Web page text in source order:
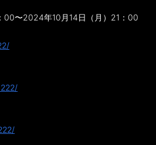
00〜2024年10月14日（月）21：00